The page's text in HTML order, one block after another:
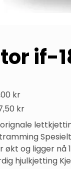
if-
kr
kr
og ligger nå
hjulkjetting